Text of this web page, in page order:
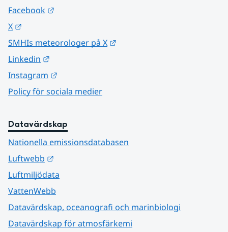
Facebook
X
SMHIs meteorologer på X
Linkedin
Instagram
Policy för sociala medier
Datavärdskap
Nationella emissionsdatabasen
Luftwebb
Luftmiljödata
VattenWebb
Datavärdskap, oceanografi och marinbiologi
Datavärdskap för atmosfärkemi